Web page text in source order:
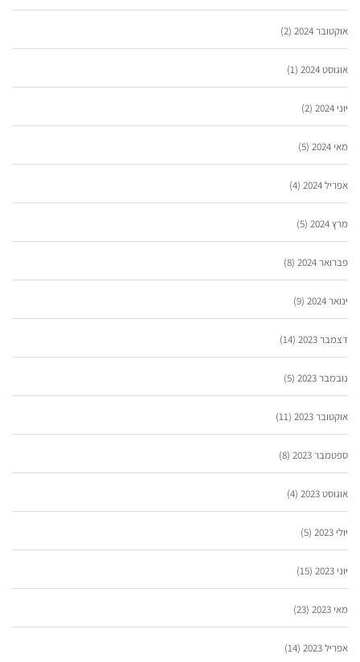
אוקטובר 2024 (2)
אוגוסט 2024 (1)
יוני 2024 (2)
מאי 2024 (5)
אפריל 2024 (4)
מרץ 2024 (5)
פברואר 2024 (8)
ינואר 2024 (9)
דצמבר 2023 (14)
נובמבר 2023 (5)
אוקטובר 2023 (11)
ספטמבר 2023 (8)
אוגוסט 2023 (4)
יולי 2023 (5)
יוני 2023 (15)
מאי 2023 (23)
אפריל 2023 (14)